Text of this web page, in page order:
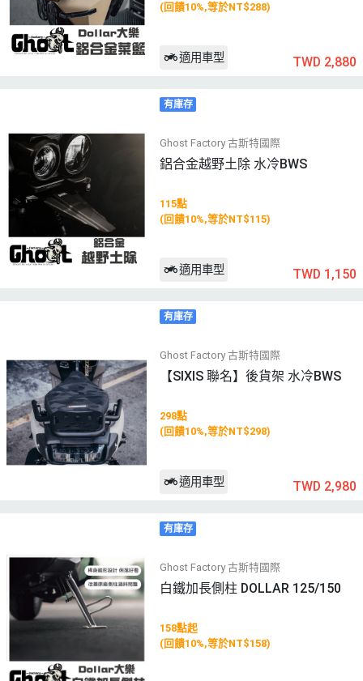
(回饋10%,等於NT$288)
適用車型 TWD 2,880
有庫存
Ghost Factory 古斯特國際
鋁合金越野土除 水冷BWS
115點
(回饋10%,等於NT$115)
適用車型 TWD 1,150
有庫存
Ghost Factory 古斯特國際
【SIXIS 聯名】後貨架 水冷BWS
298點
(回饋10%,等於NT$298)
適用車型 TWD 2,980
有庫存
Ghost Factory 古斯特國際
白鐵加長側柱 DOLLAR 125/150
158點起
(回饋10%,等於NT$158)